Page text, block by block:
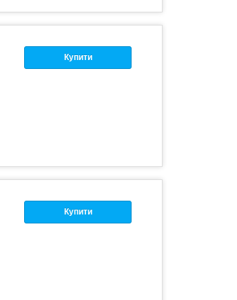
Купити
Купити